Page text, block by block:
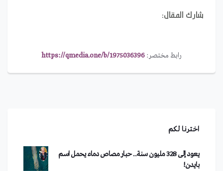
شارك المقال:
رابط مختصر: https://qmedia.one/b/1975036396
اخترنا لكم
يعود إلى 328 مليون سنة.. حبار مصاص دماء يحمل اسم
بايدن!